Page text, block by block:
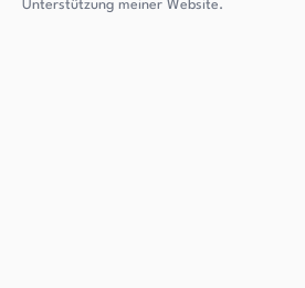
Unterstützung meiner Website.